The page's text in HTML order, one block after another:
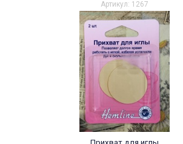
Артикул: 1267